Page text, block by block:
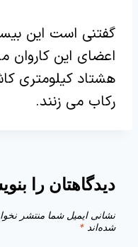
گفتنی است این
اعضای این
هشتاد کیلومتری
رکاب می زنند.
دیدگاهتان را
نشانی ایمیل شما منتشر
شده‌اند *